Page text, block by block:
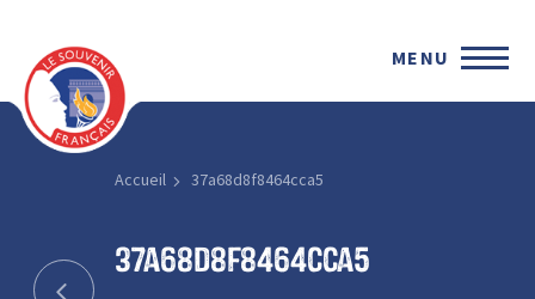
MENU
Accueil 37a68d8f8464cca5
37a68d8f8464cca5